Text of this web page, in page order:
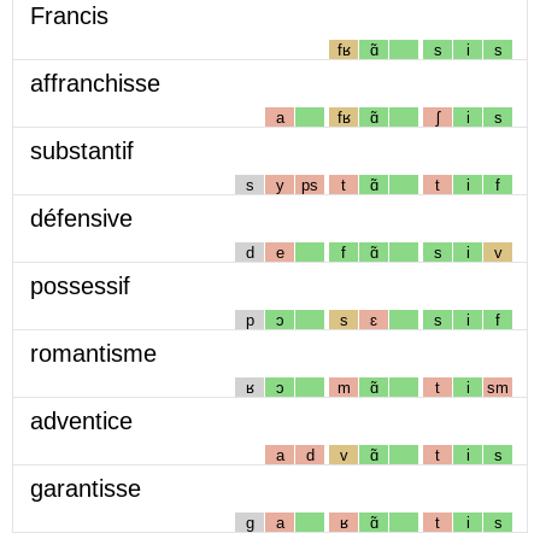
Francis
fʁ ɑ̃ s i s
affranchisse
a fʁ ɑ̃ ʃ i s
substantif
s y ps t ɑ̃ t i f
défensive
d e f ɑ̃ s i v
possessif
p ɔ s ɛ s i f
romantisme
ʁ ɔ m ɑ̃ t i sm
adventice
a d v ɑ̃ t i s
garantisse
g a ʁ ɑ̃ t i s